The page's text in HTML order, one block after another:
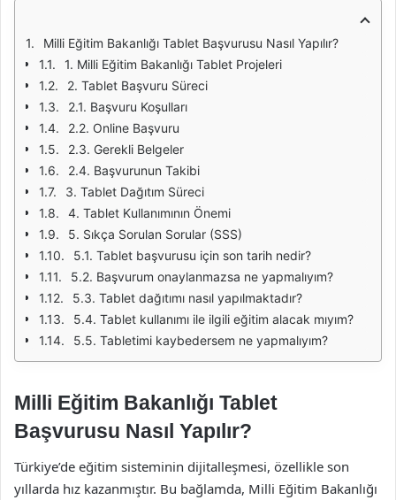
Milli Eğitim Bakanlığı Tablet Başvurusu Nasıl Yapılır?
1. Milli Eğitim Bakanlığı Tablet Projeleri
2. Tablet Başvuru Süreci
2.1. Başvuru Koşulları
2.2. Online Başvuru
2.3. Gerekli Belgeler
2.4. Başvurunun Takibi
3. Tablet Dağıtım Süreci
4. Tablet Kullanımının Önemi
5. Sıkça Sorulan Sorular (SSS)
5.1. Tablet başvurusu için son tarih nedir?
5.2. Başvurum onaylanmazsa ne yapmalıyım?
5.3. Tablet dağıtımı nasıl yapılmaktadır?
5.4. Tablet kullanımı ile ilgili eğitim alacak mıyım?
5.5. Tabletimi kaybedersem ne yapmalıyım?
Milli Eğitim Bakanlığı Tablet
Başvurusu Nasıl Yapılır?
Türkiye’de eğitim sisteminin dijitalleşmesi, özellikle son
yıllarda hız kazanmıştır. Bu bağlamda, Milli Eğitim Bakanlığı